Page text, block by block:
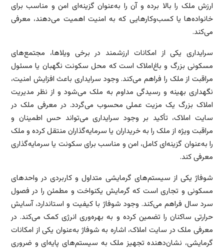
ارزش ملک را بالا برده و آن را به‌عنوان گزینه‌ای امن و مناسب برای
خانواده‌ها یا کسب‌وکارهایی که به امنیت اهمیت می‌دهند، معرفی
می‌کند.
سرایداری یکی از امکانات ارزشمند در برخی ویلاها، مجتمع‌های
مسکونی بزرگ و باغ‌املاک است که محل سکونت نگهبان یا مسئول
مراقبت از ملک را فراهم می‌کند. وجود سرایداری باعث افزایش امنیت،
نگهداری بهینه و رسیدگی مداوم به ملک می‌شود و از نظر مدیریت
املاک بزرگ یک مزیت عملی محسوب می‌گردد. در معرفی ملک در
سایت املاک، تأکید بر وجود سرایداری می‌تواند حس اطمینان و
مراقبت ویژه از ملک را به خریداران یا سرمایه‌گذاران منتقل کرده و ملک
را به‌عنوان گزینه‌ای کامل، امن و مناسب برای سکونت یا سرمایه‌گذاری
معرفی کند.
شوفاژ یکی از سیستم‌های گرمایشی متداول و کاربردی در واحدهای
مسکونی و تجاری است که گرمایش یکنواخت و مطمئن را در فصول
سرد سال فراهم می‌کند. وجود شوفاژ با کیفیت و استاندارد، آسایش
حرارتی ساکنان را تضمین کرده و به بهره‌وری انرژی کمک می‌کند. در
معرفی ملک در سایت املاک، اشاره به شوفاژ به‌عنوان یکی از امکانات
گرمایشی، نشان‌دهنده تجهیز ملک به سیستم‌های پایه‌ای و ضروری